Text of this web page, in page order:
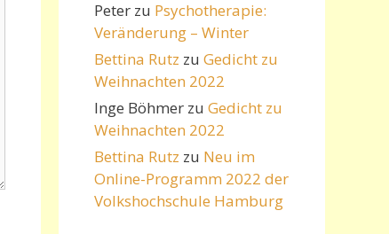
Peter zu Psychotherapie:
Veränderung – Winter
Bettina Rutz zu Gedicht zu
Weihnachten 2022
Inge Böhmer zu Gedicht zu
Weihnachten 2022
Bettina Rutz zu Neu im
Online-Programm 2022 der
Volkshochschule Hamburg